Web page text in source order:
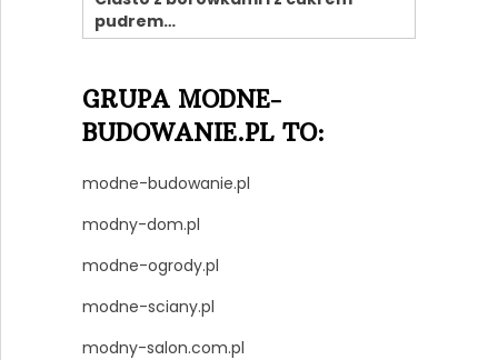
pudrem…
GRUPA MODNE-
BUDOWANIE.PL TO:
modne-budowanie.pl
modny-dom.pl
modne-ogrody.pl
modne-sciany.pl
modny-salon.com.pl